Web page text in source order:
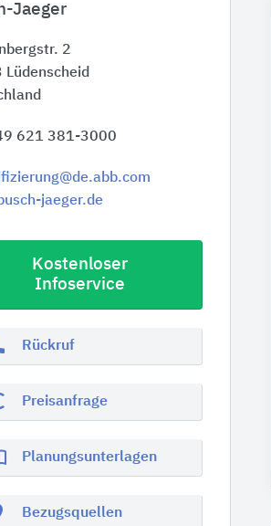
Jaeger
2
Lüdenscheid
621 381-3000
jaeger.de
Kostenloser
Infoservice
Rückruf
Preisanfrage
Planungsunterlagen
Bezugsquellen